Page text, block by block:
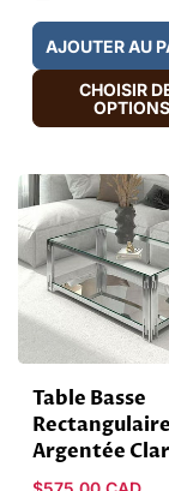
AJOUTER AU
CHOISIR
OPTIONS
Table Basse
Rectangulaire
Argentée